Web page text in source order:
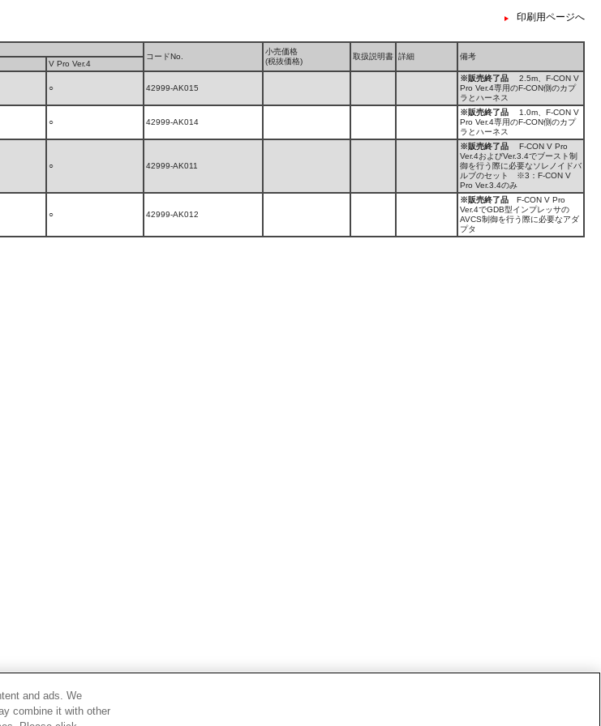
印刷用ページへ
コードNo.
小売価格
(税抜価格)
取扱説明書 詳細
備考
V Pro Ver.4
○ 42999-AK015
※販売終了品 2.5m、F-CON V
Pro Ver.4専用のF-CON側のカプ
ラとハーネス
○ 42999-AK014
※販売終了品 1.0m、F-CON V
Pro Ver.4専用のF-CON側のカプ
ラとハーネス
○ 42999-AK011
※販売終了品 F-CON V Pro
Ver.4およびVer.3.4でブースト制
御を行う際に必要なソレノイドバ
ルブのセット ※3：F-CON V
Pro Ver.3.4のみ
○ 42999-AK012
※販売終了品 F-CON V Pro
Ver.4でGDB型インプレッサの
AVCS制御を行う際に必要なアダ
プタ
and ads. We
combine it with other